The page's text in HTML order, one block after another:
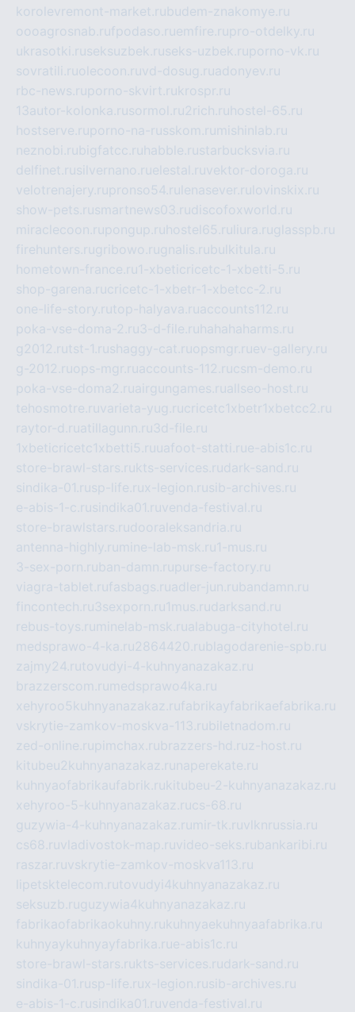
korolevremont-market.rubudem-znakomye.ru
oooagrosnab.rufpodaso.ruemfire.rupro-otdelky.ru
ukrasotki.ruseksuzbek.ruseks-uzbek.ruporno-vk.ru
sovratili.ruolecoon.ruvd-dosug.ruadonyev.ru
rbc-news.ruporno-skvirt.rukrospr.ru
13autor-kolonka.rusormol.ru2rich.ru hostel-65.ru
hostserve.ruporno-na-russkom.ru mishinlab.ru
neznobi.rubigfatcc.ru habble.rustarbucksvia.ru
delfinet.rusilvernano.ruelestal.ruvektor-doroga.ru
velotrenajery.rupronso54.ru lenasever.ru lovinskix.ru
show-pets.rusmartnews03.rudiscofoxworld.ru
miraclecoon.rupongup.ru hostel65.ru liura.ruglasspb.ru
firehunters.rugribowo.rugnalis.rubulkitula.ru
hometown-france.ru1-xbeticricetc-1-xbetti-5.ru
shop-garena.rucricetc-1-xbetr-1-xbetcc-2.ru
one-life-story.rutop-halyava.ruaccounts112.ru
poka-vse-doma-2.ru3-d-file.ru hahahaharms.ru
g2012.rutst-1.rushaggy-cat.ruopsmgr.ruev-gallery.ru
g-2012.ruops-mgr.ruaccounts-112.rucsm-demo.ru
poka-vse-doma2.ruairgungames.ruallseo-host.ru
tehosmotre.ruvarieta-yug.rucricetc1xbetr1xbetcc2.ru
raytor-d.ruatillagunn.ru3d-file.ru
1xbeticricetc1xbetti5.ruuafoot-statti.rue-abis1c.ru
store-brawl-stars.rukts-services.rudark-sand.ru
sindika-01.rusp-life.rux-legion.rusib-archives.ru
e-abis-1-c.rusindika01.ruvenda-festival.ru
store-brawlstars.rudooraleksandria.ru
antenna-highly.ru mine-lab-msk.ru1-mus.ru
3-sex-porn.ruban-damn.rupurse-factory.ru
viagra-tablet.rufasbags.ruadler-jun.rubandamn.ru
fincontech.ru3sexporn.ru1mus.rudarksand.ru
rebus-toys.ru minelab-msk.rualabuga-cityhotel.ru
medsprawo-4-ka.ru2864420.rublagodarenie-spb.ru
zajmy24.rutovudyi-4-kuhnyanazakaz.ru
brazzerscom.ru medsprawo4ka.ru
xehyroo5kuhnyanazakaz.rufabrikayfabrikaefabrika.ru
vskrytie-zamkov-moskva-113.rubiletnadom.ru
zed-online.rupimchax.rubrazzers-hd.ruz-host.ru
kitubeu2kuhnyanazakaz.ru naperekate.ru
kuhnyaofabrikaufabrik.rukitubeu-2-kuhnyanazakaz.ru
xehyroo-5-kuhnyanazakaz.rucs-68.ru
guzywia-4-kuhnyanazakaz.ru mir-tk.ruvlknrussia.ru
cs68.ruvladivostok-map.ruvideo-seks.rubankaribi.ru
raszar.ruvskrytie-zamkov-moskva113.ru
lipetsktelecom.rutovudyi4kuhnyanazakaz.ru
seksuzb.ruguzywia4kuhnyanazakaz.ru
fabrikaofabrikaokuhny.rukuhnyaekuhnyaafabrika.ru
kuhnyaykuhnyayfabrika.rue-abis1c.ru
store-brawl-stars.rukts-services.rudark-sand.ru
sindika-01.rusp-life.rux-legion.rusib-archives.ru
e-abis-1-c.rusindika01.ruvenda-festival.ru